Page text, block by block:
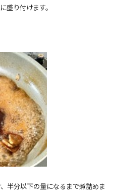
盛り付けます。
半分以下の量になるまで煮詰めま